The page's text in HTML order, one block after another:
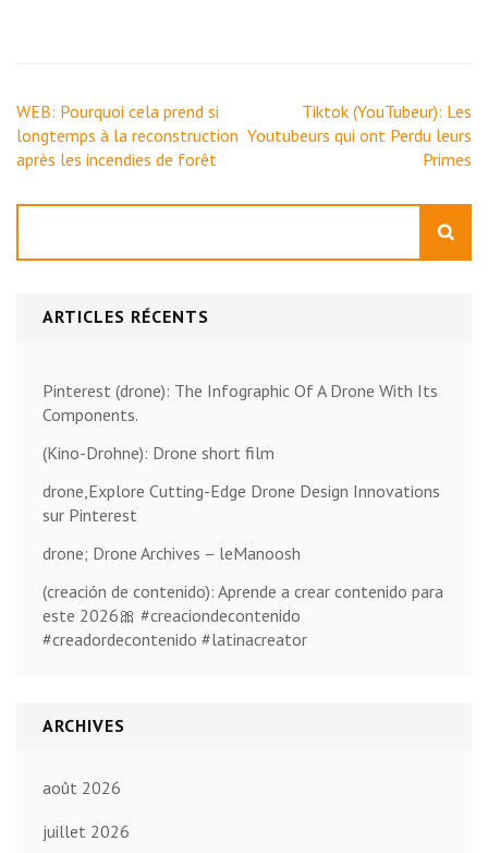
Navigation
de
l’article
WEB: Pourquoi cela prend si
longtemps à la reconstruction
après les incendies de forêt
Tiktok (YouTubeur): Les
Youtubeurs qui ont Perdu leurs
Primes
ARTICLES RÉCENTS
Pinterest (drone): The Infographic Of A Drone With Its
Components.
(Kino-Drohne): Drone short film
drone,Explore Cutting-Edge Drone Design Innovations
sur Pinterest
drone; Drone Archives – leManoosh
(creación de contenido): Aprende a crear contenido para
este 2026🎀 #creaciondecontenido
#creadordecontenido #latinacreator
ARCHIVES
août 2026
juillet 2026